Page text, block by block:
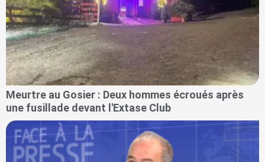
Meurtre au Gosier : Deux hommes écroués après
une fusillade devant l'Extase Club